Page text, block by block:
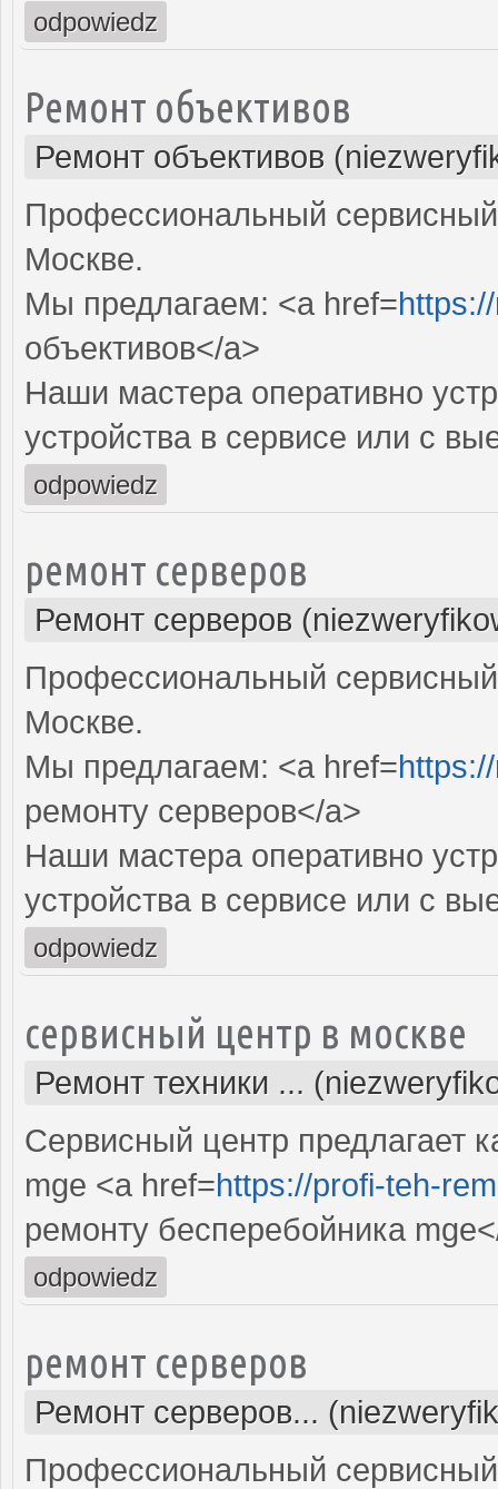
odpowiedz
Ремонт объективов
Ремонт объективов
Профессиональный
Москве.
Мы предлагаем: <a href=
объективов</a>
Наши мастера оперативно
устройства в сервисе или с
odpowiedz
ремонт серверов
Ремонт серверов
Профессиональный
Москве.
Мы предлагаем: <a href=
ремонту серверов</a>
Наши мастера оперативно
устройства в сервисе или с
odpowiedz
сервисный центр в москве
Ремонт техники ...
Сервисный центр предлагает
mge <a href=https://profi-teh-
ремонту бесперебойника
odpowiedz
ремонт серверов
Ремонт серверов...
Профессиональный